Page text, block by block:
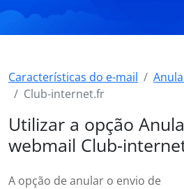
Características do e-mail
Club-internet.fr
Utilizar a opção
webmail Club-
A opção de anular o envio de